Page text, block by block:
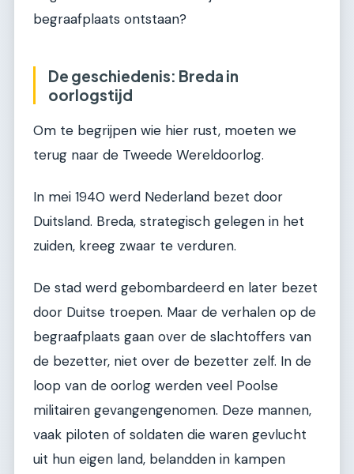
begraafplaats ontstaan?
De geschiedenis: Breda in
oorlogstijd
Om te begrijpen wie hier rust, moeten we
terug naar de Tweede Wereldoorlog.
In mei 1940 werd Nederland bezet door
Duitsland. Breda, strategisch gelegen in het
zuiden, kreeg zwaar te verduren.
De stad werd gebombardeerd en later bezet
door Duitse troepen. Maar de verhalen op de
begraafplaats gaan over de slachtoffers van
de bezetter, niet over de bezetter zelf. In de
loop van de oorlog werden veel Poolse
militairen gevangengenomen. Deze mannen,
vaak piloten of soldaten die waren gevlucht
uit hun eigen land, belandden in kampen